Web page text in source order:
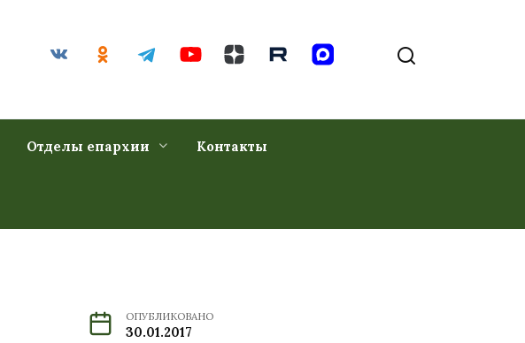
Отделы епархии Контакты
ОПУБЛИКОВАНО
30.01.2017